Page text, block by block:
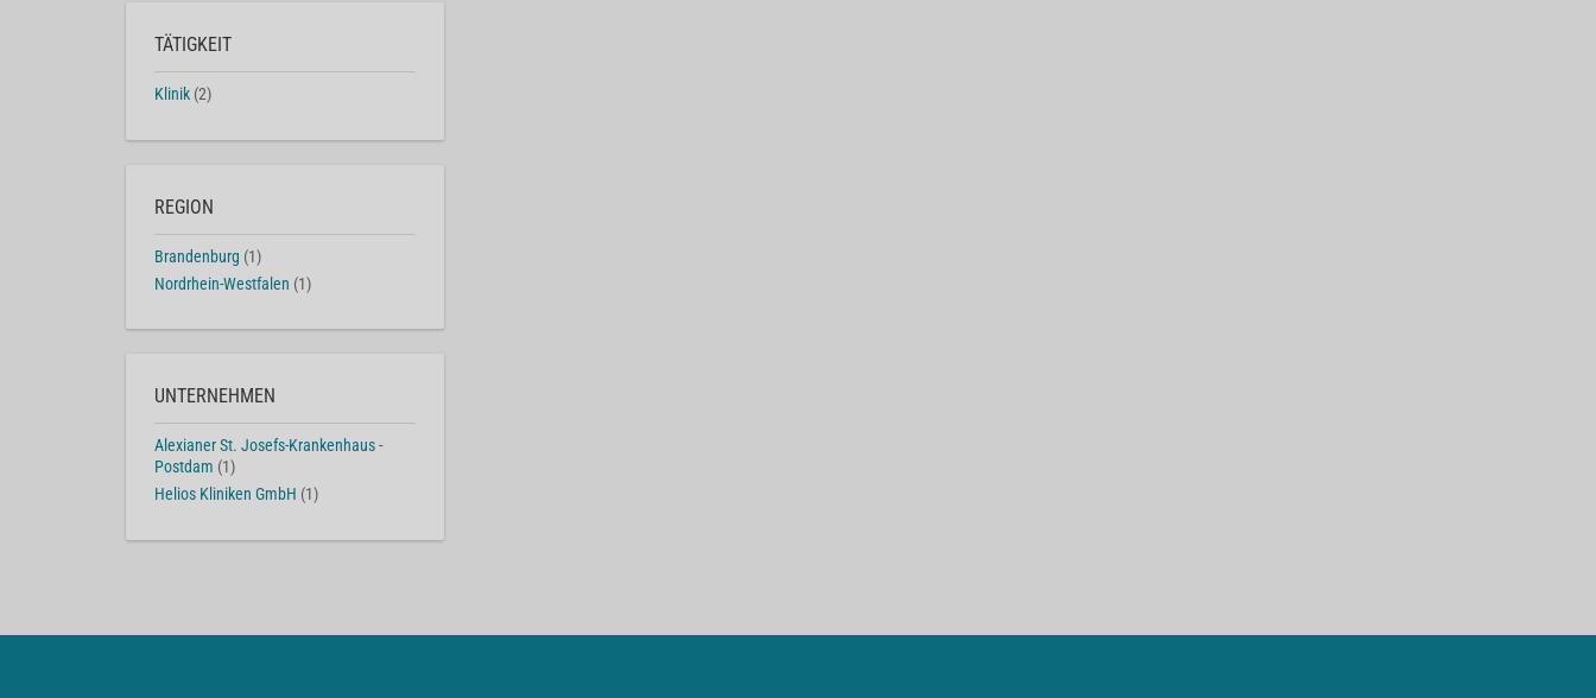
TÄTIGKEIT
Klinik (2)
REGION
Brandenburg (1)
Nordrhein-Westfalen (1)
UNTERNEHMEN
Alexianer St. Josefs-Krankenhaus -
Postdam (1)
Helios Kliniken GmbH (1)